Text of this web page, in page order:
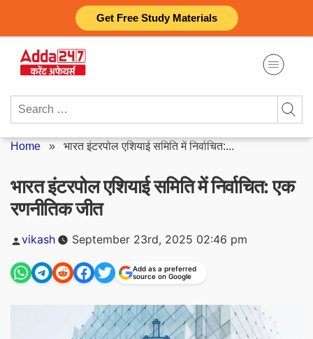
Get Free Study Materials
content
Search
Home » भारत इंटरपोल एशियाई समिति में निर्वाचित:...
भारत इंटरपोल एशियाई समिति में निर्वाचित: एक
रणनीतिक जीत
Posted
vikash September 23rd, 2025 02:46 pm
Add as a preferred
source on Google